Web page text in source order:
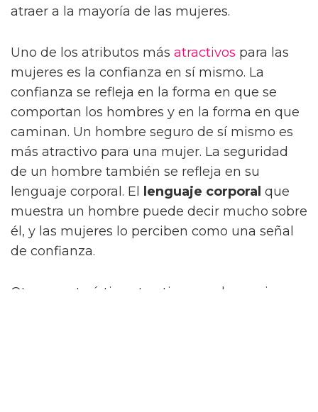
atraer a la mayoría de las mujeres.
Uno de los atributos más atractivos para las
mujeres es la confianza en sí mismo. La
confianza se refleja en la forma en que se
comportan los hombres y en la forma en que
caminan. Un hombre seguro de sí mismo es
más atractivo para una mujer. La seguridad
de un hombre también se refleja en su
lenguaje corporal. El
lenguaje corporal que
muestra un hombre puede decir mucho sobre
él, y las mujeres lo perciben como una señal
de confianza.
Otra característica atractiva para las mujeres